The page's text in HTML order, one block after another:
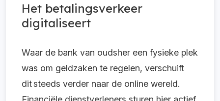
Het betalingsverkeer
digitaliseert
Waar de bank van oudsher een fysieke plek
was om geldzaken te regelen, verschuift
dit steeds verder naar de online wereld.